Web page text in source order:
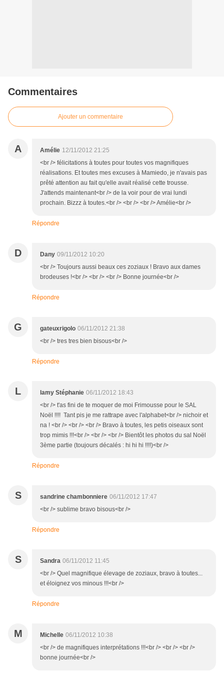
Commentaires
Ajouter un commentaire
A Amélie 12/11/2012 21:25
<br /> félicitations à toutes pour toutes vos magnifiques
réalisations. Et toutes mes excuses à Mamiedo, je n'avais pas
prêté attention au fait qu'elle avait réalisé cette trousse.
J'attends maintenant<br /> de la voir pour de vrai lundi
prochain. Bizzz à toutes.<br /> <br /> <br /> Amélie<br />
Répondre
D Dany 09/11/2012 10:20
<br /> Toujours aussi beaux ces zoziaux ! Bravo aux dames
brodeuses !<br /> <br /> <br /> Bonne journée<br />
Répondre
G gateuxrigolo 06/11/2012 21:38
<br /> tres tres bien bisous<br />
Répondre
L lamy Stéphanie 06/11/2012 18:43
<br /> t'as fini de te moquer de moi Frimousse pour le SAL
Noël !!!! Tant pis je me rattrape avec l'alphabet<br /> nichoir et
na ! <br /> <br /> <br /> Bravo à toutes, les petis oiseaux sont
trop mimis !!!<br /> <br /> <br /> Bientôt les photos du sal Noël
3ème partie (toujours décalés : hi hi hi !!!!)<br />
Répondre
S sandrine chambonniere 06/11/2012 17:47
<br /> sublime bravo bisous<br />
Répondre
S Sandra 06/11/2012 11:45
<br /> Quel magnifique élevage de zoziaux, bravo à toutes...
et éloignez vos minous !!!<br />
Répondre
M Michelle 06/11/2012 10:38
<br /> de magnifiques interprétations !!!<br /> <br /> <br />
bonne journée<br />